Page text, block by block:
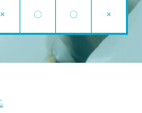
× 〇 〇 ×